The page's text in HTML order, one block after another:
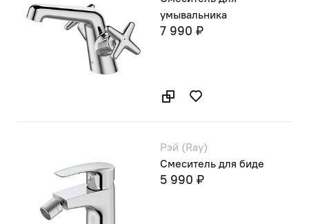
умывальника
7 990 ₽
Рэй (Ray)
Смеситель для биде
5 990 ₽